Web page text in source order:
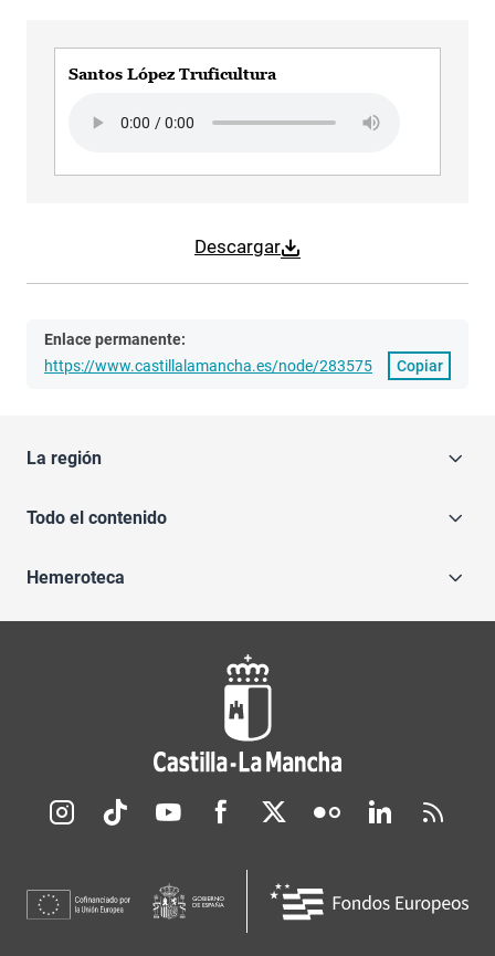
Descargar
Santos López Truficultura
Enlace permanente:
https://www.castillalamancha.es/node/283575
Copiar
La región
Todo el contenido
Hemeroteca
Redes sociales JCCM